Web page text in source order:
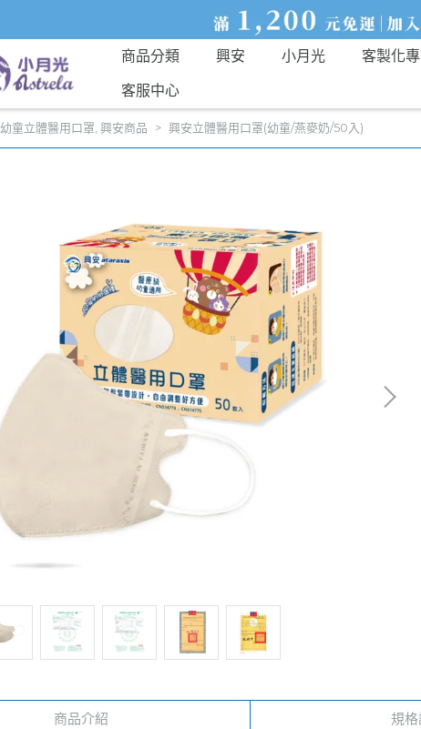
商品分類 興安 小月光 客製化
客服中心
幼童立體醫用口罩 興安商品 興安立體醫用口罩(幼童/燕麥奶/50入)
商品介紹 規